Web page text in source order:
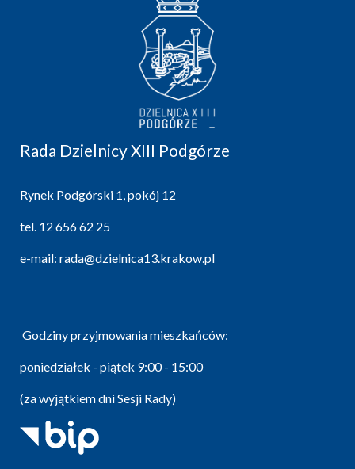
Rada Dzielnicy XIII Podgórze
Rynek Podgórski 1, pokój 12
tel. 12 656 62 25
e-mail: rada@dzielnica13.krakow.pl
Godziny przyjmowania mieszkańców:
poniedziałek - piątek 9:00 - 15:00
(za wyjątkiem dni Sesji Rady)